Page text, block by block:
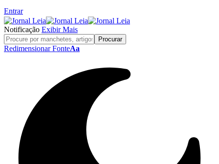
Entrar
Notificação Exibir Mais
Redimensionar FonteAa